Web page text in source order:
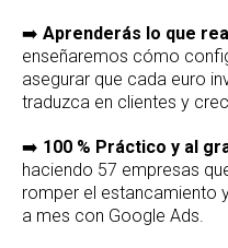
➡️ Aprenderás lo que
enseñaremos cómo
asegurar que cada euro
traduzca en clientes y
➡️ 100 % Práctico y al
haciendo 57 empresas
romper el estancamiento
a mes con Google Ads.